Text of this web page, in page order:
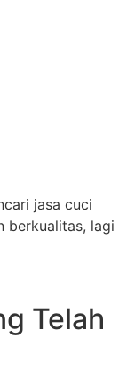
jasa cuci
berkualitas, lagi
Telah